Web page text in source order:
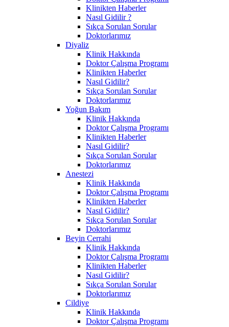
Klinikten Haberler
Nasıl Gidilir ?
Sıkça Sorulan Sorular
Doktorlarımız
Diyaliz
Klinik Hakkında
Doktor Çalışma Programı
Klinikten Haberler
Nasıl Gidilir?
Sıkça Sorulan Sorular
Doktorlarımız
Yoğun Bakım
Klinik Hakkında
Doktor Çalışma Programı
Klinikten Haberler
Nasıl Gidilir?
Sıkça Sorulan Sorular
Doktorlarımız
Anestezi
Klinik Hakkında
Doktor Çalışma Programı
Klinikten Haberler
Nasıl Gidilir?
Sıkça Sorulan Sorular
Doktorlarımız
Beyin Cerrahi
Klinik Hakkında
Doktor Çalışma Programı
Klinikten Haberler
Nasıl Gidilir?
Sıkça Sorulan Sorular
Doktorlarımız
Cildiye
Klinik Hakkında
Doktor Çalışma Programı